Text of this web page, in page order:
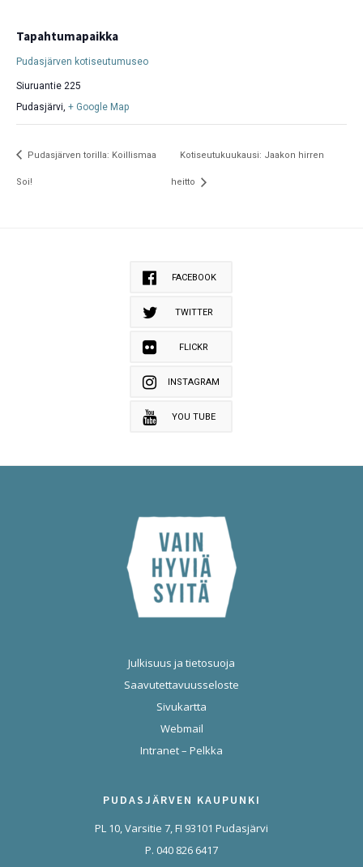
Tapahtumapaikka
Pudasjärven kotiseutumuseo
Siuruantie 225
Pudasjärvi, + Google Map
Pudasjärven torilla: Koillismaa
Soi!
Kotiseutukuukausi: Jaakon hirren
heitto
FACEBOOK
TWITTER
FLICKR
INSTAGRAM
YOU TUBE
Julkisuus ja tietosuoja
Saavutettavuusseloste
Sivukartta
Webmail
Intranet – Pelkka
PUDASJÄRVEN KAUPUNKI
PL 10, Varsitie 7, FI 93101 Pudasjärvi
P. 040 826 6417